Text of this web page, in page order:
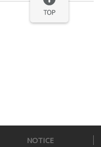
NOTICE